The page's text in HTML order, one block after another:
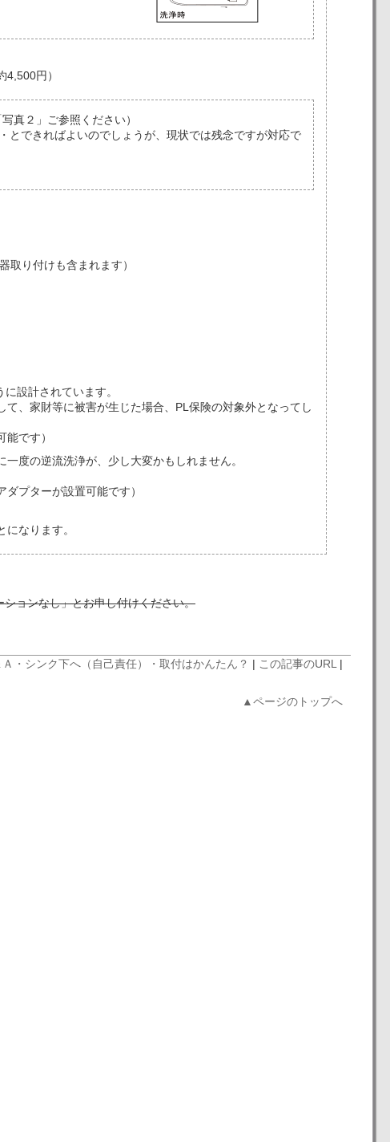
円）
真２」ご参照ください）
とできればよいのでしょうが、現状では残念ですが対応で
り付けも含まれます）
設計されています。
、家財等に被害が生じた場合、PL保険の対象外となってし
です）
度の逆流洗浄が、少し大変かもしれません。
プターが設置可能です）
なります。
ョンなし」とお申し付けください。
・シンク下へ（自己責任） ・取付はかんたん？ | この記事のURL |
▲ページのトップへ